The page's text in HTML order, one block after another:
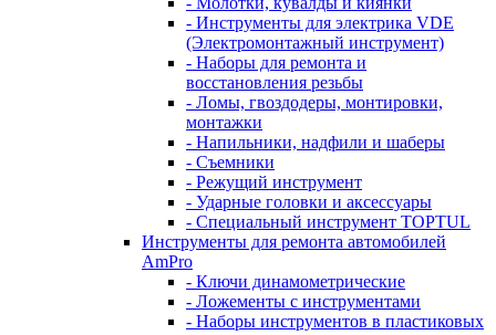
- Инструменты для электрика VDE
(Электромонтажный инструмент)
- Наборы для ремонта и
восстановления резьбы
- Ломы, гвоздодеры, монтировки,
монтажки
- Напильники, надфили и шаберы
- Съемники
- Режущий инструмент
- Ударные головки и аксессуары
- Специальный инструмент TOPTUL
Инструменты для ремонта автомобилей
AmPro
- Ключи динамометрические
- Ложементы с инструментами
- Наборы инструментов в пластиковых